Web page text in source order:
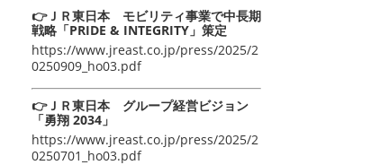
👉ＪＲ東日本 モビリティ事業で中長期
戦略「PRIDE & INTEGRITY」策定
https://www.jreast.co.jp/press/2025/2
0250909_ho03.pdf
👉ＪＲ東日本 グループ経営ビジョン
「勇翔 2034」
https://www.jreast.co.jp/press/2025/2
0250701_ho03.pdf